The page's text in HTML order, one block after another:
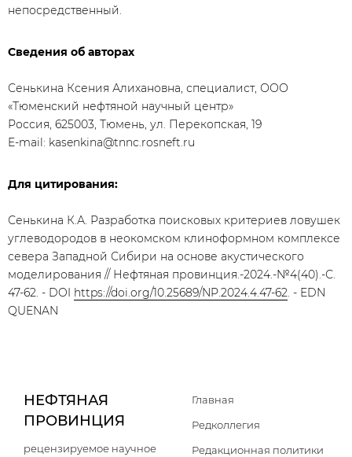
непосредственный.
Сведения об авторах
Сенькина Ксения Алихановна, специалист, ООО
«Тюменский нефтяной научный центр»
Россия, 625003, Тюмень, ул. Перекопская, 19
E-mail: kasenkina@tnnc.rosneft.ru
Для цитирования:
Сенькина К.А. Разработка поисковых критериев ловушек
углеводородов в неокомском клиноформном комплексе
севера Западной Сибири на основе акустического
моделирования // Нефтяная провинция.-2024.-№4(40).-С.
47-62. - DOI https://doi.org/10.25689/NP.2024.4.47-62. - EDN
QUENAN
НЕФТЯНАЯ
ПРОВИНЦИЯ
рецензируемое научное
Главная
Редколлегия
Редакционная политики